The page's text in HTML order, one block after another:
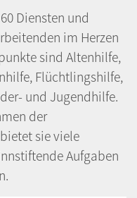
Diensten und
im Herzen
sind Altenhilfe,
Flüchtlingshilfe,
und Jugendhilfe.
der
sie viele
Aufgaben